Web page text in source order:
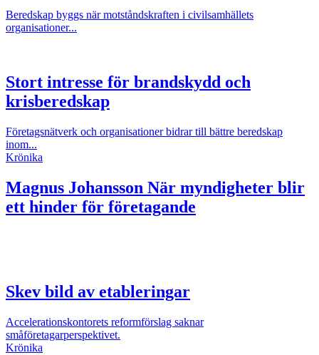
Beredskap byggs när motståndskraften i civilsamhällets
organisationer...
Stort intresse för brandskydd och
krisberedskap
Företagsnätverk och organisationer bidrar till bättre beredskap
inom...
Krönika
Magnus Johansson När myndigheter blir
ett hinder för företagande
Skev bild av etableringar
Accelerationskontorets reformförslag saknar
småföretagarperspektivet.
Krönika